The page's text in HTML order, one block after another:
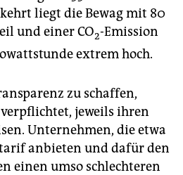
liegt die Bewag mit 80
und einer CO2-Emission
extrem hoch.
zu schaffen,
jeweils ihren
Unternehmen, die etwa
anbieten und dafür den
einen umso schlechteren